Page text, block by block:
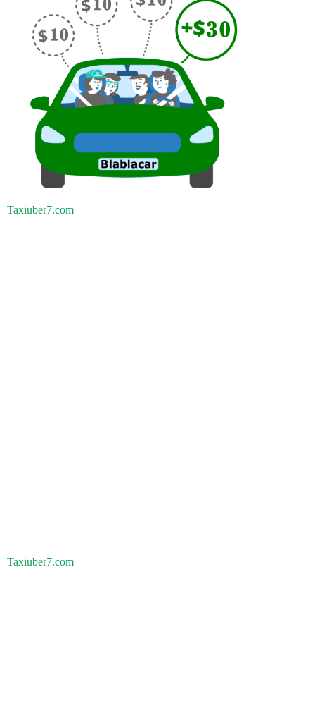
Taxiuber7.com
Taxiuber7.com